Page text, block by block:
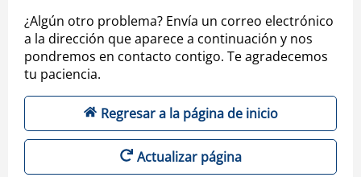
¿Algún otro problema? Envía un correo electrónico
a la dirección que aparece a continuación y nos
pondremos en contacto contigo. Te agradecemos
tu paciencia.
Regresar a la página de inicio
Actualizar página